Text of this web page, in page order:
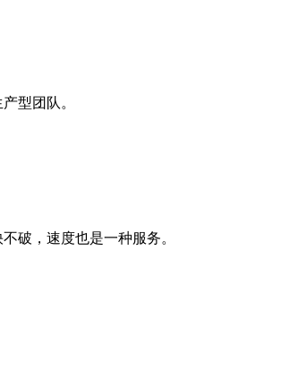
型团队。
破，速度也是一种服务。